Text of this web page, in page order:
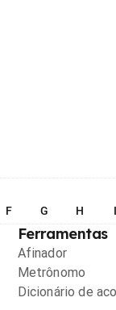
F G H
Ferramentas
Afinador
Metrônomo
Dicionário de